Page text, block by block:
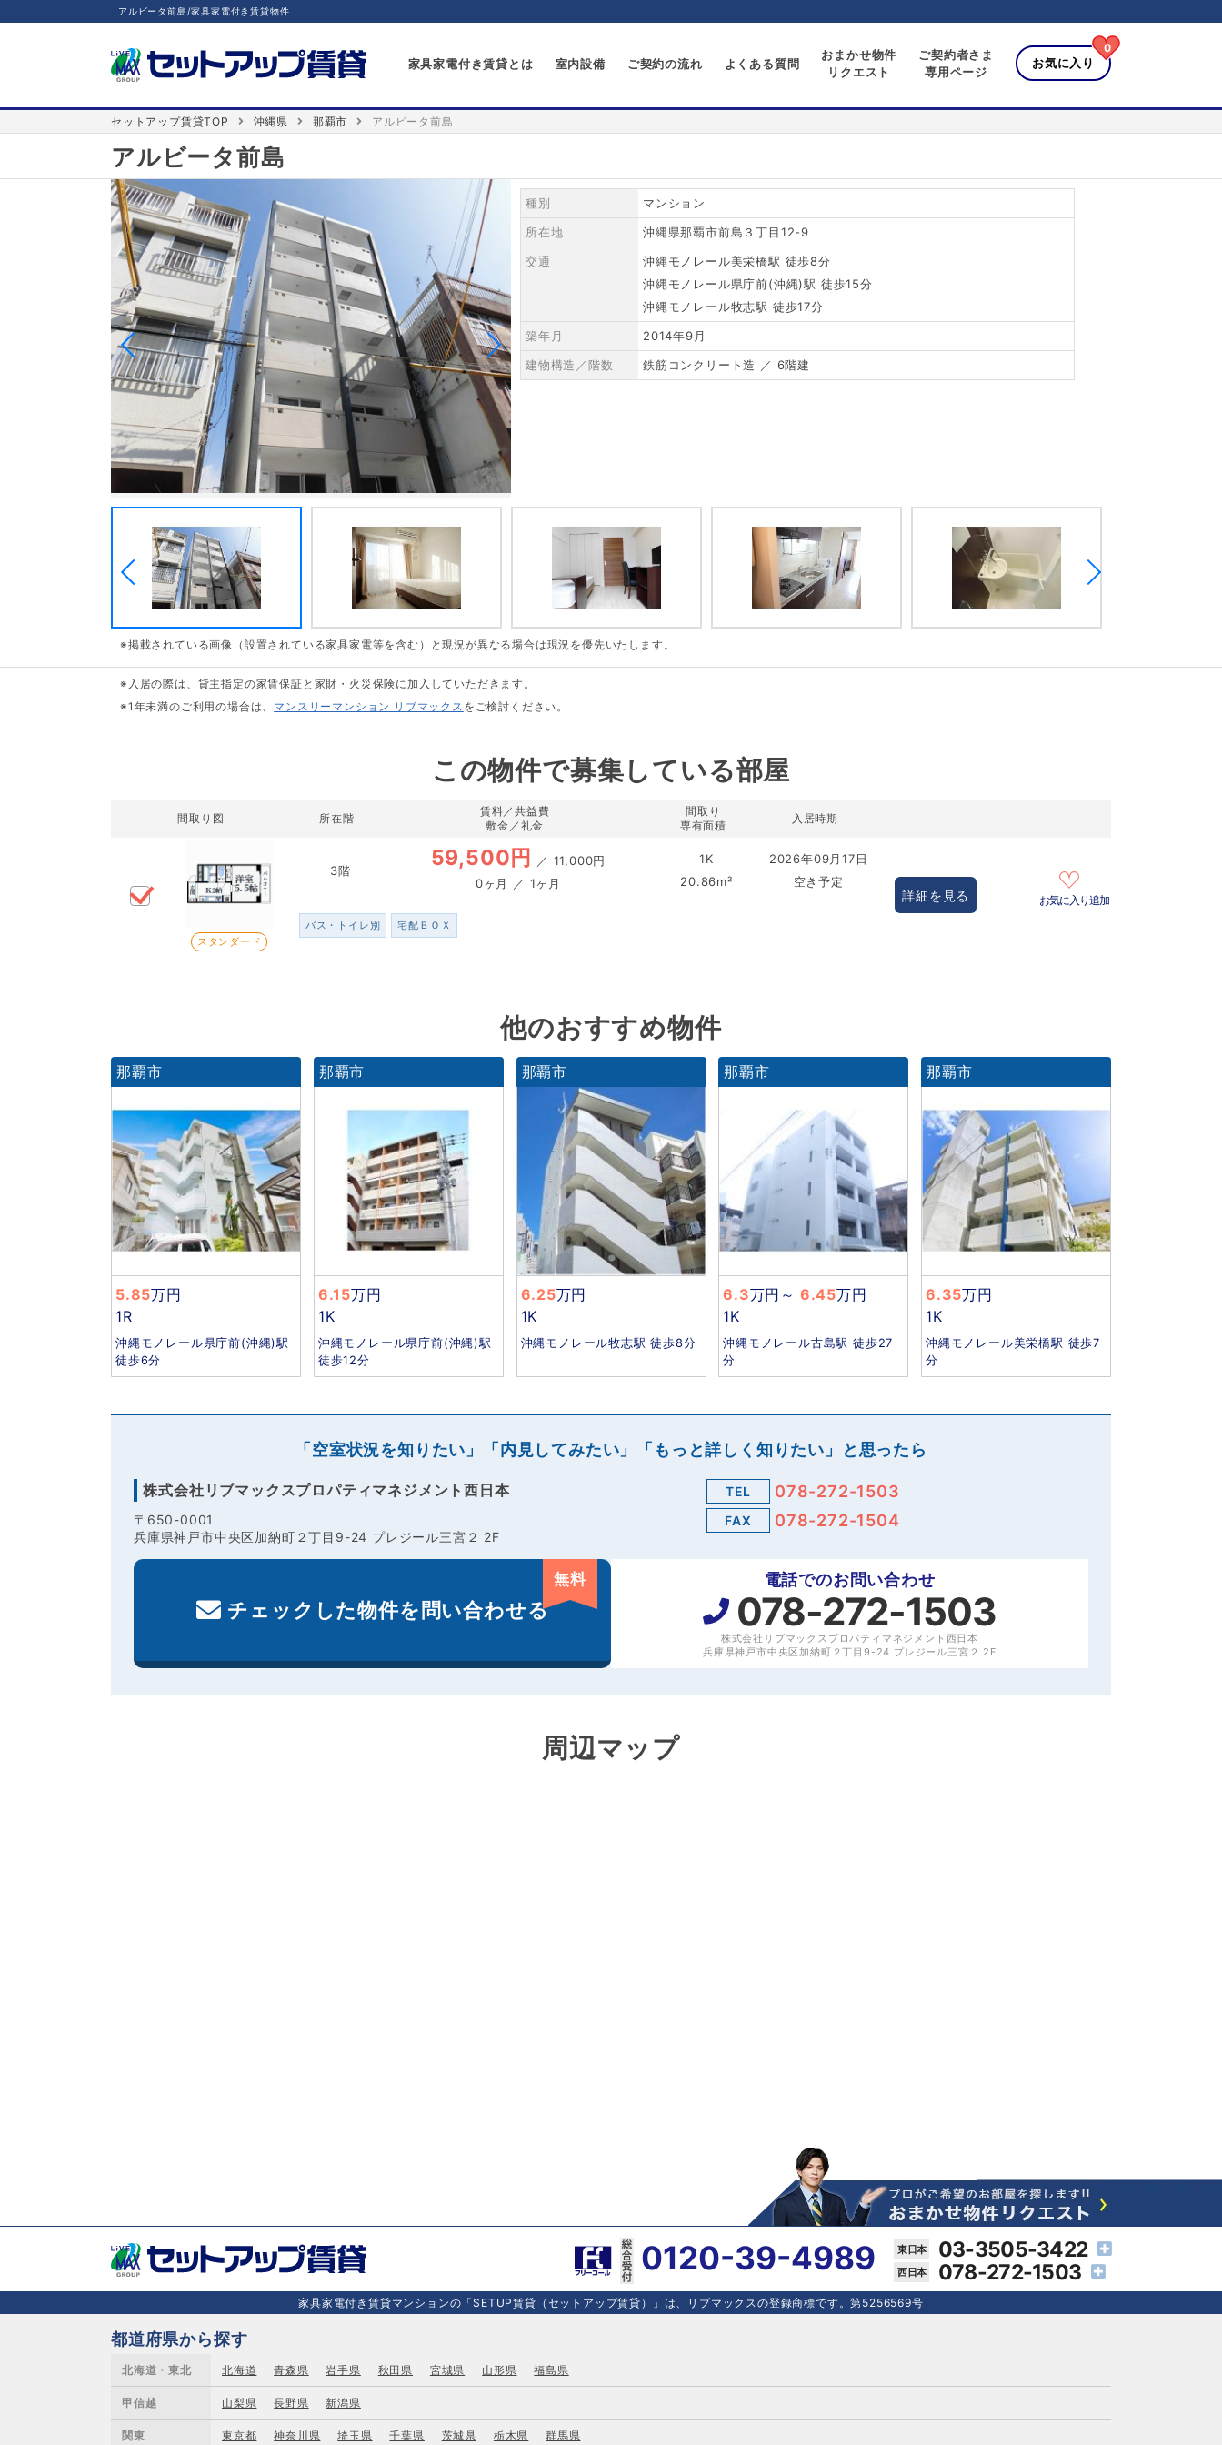
アルビータ前島/家具家電付き賃貸物件
家具家電付き賃貸とは 室内設備 ご契約の流れ よくある質問
おまかせ物件
リクエスト
ご契約者さま
専用ページ
お気に入り
0
セットアップ賃貸TOP 沖縄県 那覇市 アルビータ前島
アルビータ前島
種別
マンション
所在地
沖縄県那覇市前島３丁目12-9
交通
沖縄モノレール美栄橋駅 徒歩8分
沖縄モノレール県庁前(沖縄)駅 徒歩15分
沖縄モノレール牧志駅 徒歩17分
築年月
2014年9月
建物構造／階数
鉄筋コンクリート造 ／ 6階建
※掲載されている画像（設置されている家具家電等を含む）と現況が異なる場合は現況を優先いたします。
※入居の際は、貸主指定の家賃保証と家財・火災保険に加入していただきます。
※1年未満のご利用の場合は、 マンスリーマンション リブマックス をご検討ください。
この物件で募集している部屋
間取り図 所在階
賃料／共益費
敷金／礼金
間取り
専有面積
入居時期
スタンダード
3階 59,500円 ／ 11,000円
0ヶ月 ／ 1ヶ月
1K
20.86m²
2026年09月17日
空き予定
バス・トイレ別 宅配ＢＯＸ
詳細を見る お気に入り追加
他のおすすめ物件
那覇市
5.85万円
1R
沖縄モノレール県庁前(沖縄)駅
徒歩6分
那覇市
6.15万円
1K
沖縄モノレール県庁前(沖縄)駅
徒歩12分
那覇市
6.25万円
1K
沖縄モノレール牧志駅 徒歩8分
那覇市
6.3万円 ～ 6.45万円
1K
沖縄モノレール古島駅 徒歩27
分
那覇市
6.35万円
1K
沖縄モノレール美栄橋駅 徒歩7
分
「空室状況を知りたい」「内見してみたい」「もっと詳しく知りたい」と思ったら
株式会社リブマックスプロパティマネジメント西日本
〒650-0001
兵庫県神戸市中央区加納町２丁目9-24 プレジール三宮２ 2F
TEL 078-272-1503
FAX 078-272-1504
チェックした物件を 問い合わせる
無料 電話でのお問い合わせ
078-272-1503
株式会社リブマックスプロパティマネジメント西日本
兵庫県神戸市中央区加納町２丁目9-24 プレジール三宮２ 2F
周辺マップ
0120-39-4989
03-3505-3422
078-272-1503
家具家電付き賃貸マンションの「SETUP賃貸（セットアップ賃貸）」は、リブマックスの登録商標です。第5256569号
都道府県から探す
北海道・東北 北海道 青森県 岩手県 秋田県 宮城県 山形県 福島県
甲信越 山梨県 長野県 新潟県
関東 東京都 神奈川県 埼玉県 千葉県 茨城県 栃木県 群馬県